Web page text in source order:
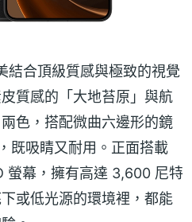
結合頂級質感與極致的視覺
質感的「大地苔原」與航
色，搭配微曲六邊形的鏡
既吸睛又耐用。正面搭載
螢幕，擁有高達 3,600 尼特
或低光源的環境裡，都能